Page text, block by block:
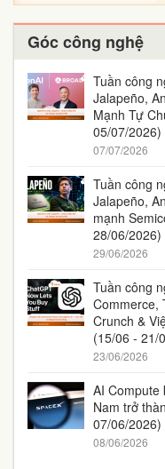
Góc công nghệ
Tuần công
Jalapeño,
Mạnh Tự
05/07/2026)
07/07/2026
Tuần công
Jalapeño,
mạnh
28/06/2026)
29/06/2026
Tuần công
Commerce,
Crunch &
(15/06 - 21/
23/06/2026
AI Compute
Nam trở
07/06/2026)
08/06/2026